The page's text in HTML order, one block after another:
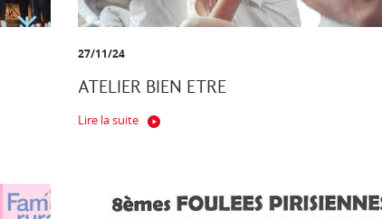
27/11/24
ATELIER BIEN ETRE
Lire la suite